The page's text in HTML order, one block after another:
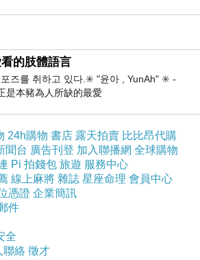
的肢體語言
즈를 취하고 있다.✳️ "윤아 , YunAh" ✳️ -
是本豬為人所缺的最愛
24h購物 書店 露天拍賣 比比昂代購
聞台 廣告刊登 加入聯播網 全球購物
Pi 拍錢包 旅遊 服務中心
線上麻將 雜誌 星座命理 會員中心
憑證 企業簡訊
件
全
聯絡 徵才